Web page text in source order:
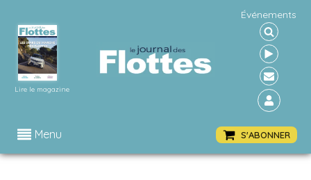
Lire le magazine
Événements
Menu S'ABONNER